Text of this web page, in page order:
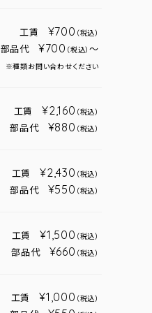
工賃 ¥700 （税込）
部品代 ¥700 （税込）～
※種類お問い合わせください
工賃 ¥2,160 （税込）
部品代 ¥880 （税込）
工賃 ¥2,430 （税込）
部品代 ¥550 （税込）
工賃 ¥1,500 （税込）
部品代 ¥660 （税込）
工賃 ¥1,000 （税込）